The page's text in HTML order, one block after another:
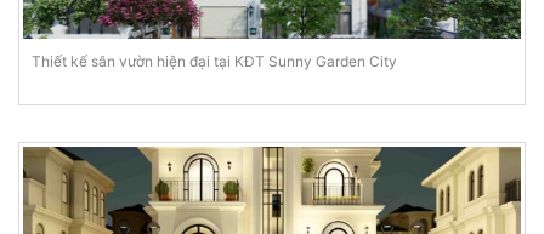
Thiết kế sân vườn hiện đại tại KĐT Sunny Garden City